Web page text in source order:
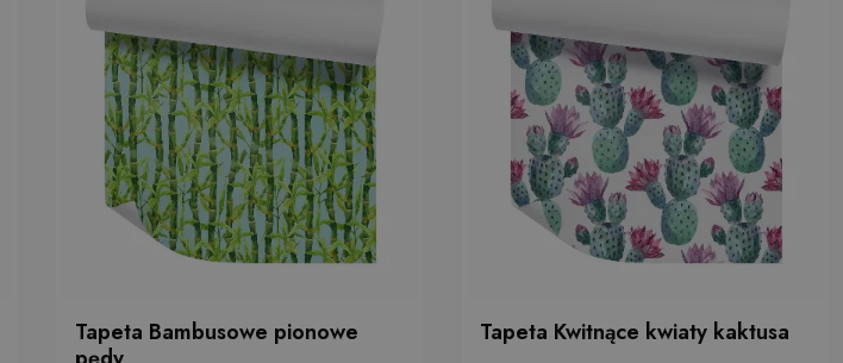
Tapeta Bambusowe pionowe
Tapeta Kwitnące kwiaty kaktusa